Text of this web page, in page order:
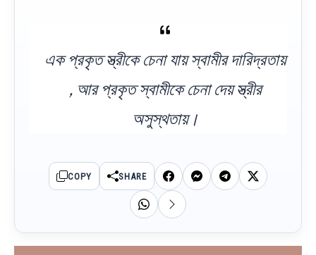
এক প্রকৃত স্ত্রীকে চেনা যায় স্বামীর দারিদ্রতায়
, আর প্রকৃত স্বামীকে চেনা দেয় স্ত্রীর
অসুস্থতায়।
COPY SHARE